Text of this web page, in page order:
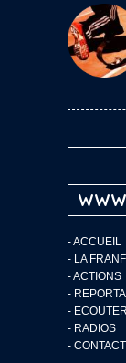
-ACCUEIL
- LA FRANF
-ACTIONS
-
-
- RADIOS
- CONTACT